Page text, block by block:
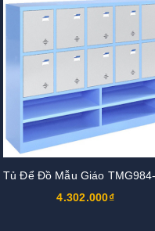
4.302.000₫